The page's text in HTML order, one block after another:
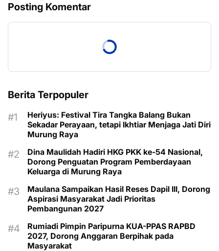
Posting Komentar
Berita Terpopuler
Heriyus: Festival Tira Tangka Balang Bukan
Sekadar Perayaan, tetapi Ikhtiar Menjaga Jati Diri
Murung Raya
Dina Maulidah Hadiri HKG PKK ke-54 Nasional,
Dorong Penguatan Program Pemberdayaan
Keluarga di Murung Raya
Maulana Sampaikan Hasil Reses Dapil III, Dorong
Aspirasi Masyarakat Jadi Prioritas
Pembangunan 2027
Rumiadi Pimpin Paripurna KUA-PPAS RAPBD
2027, Dorong Anggaran Berpihak pada
Masyarakat